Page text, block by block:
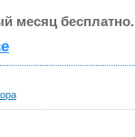
месяц бесплатно.